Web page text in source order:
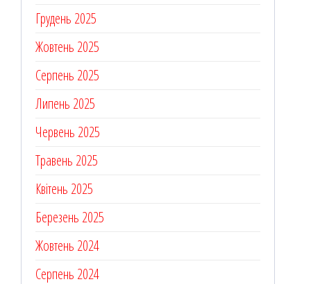
Грудень 2025
Жовтень 2025
Серпень 2025
Липень 2025
Червень 2025
Травень 2025
Квітень 2025
Березень 2025
Жовтень 2024
Серпень 2024